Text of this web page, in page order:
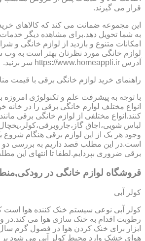
قرار می گیرند.
این مجموعه ضمانت می کند که کالاهای
به شما تحویل دهد.برای مشاهده دیگر خدمات
امکانات متنوع و بازدید از لوازم خانگی و
لوازم خانگی مورد نظرتان بهتر است به
آدرس https://www.homeappli.ir سر بزنید.
راهنمای خرید لوازم خانگی برقی با قیمت
با توجه به پیشرفت علم و تکنولوژی امروزه
انواع مختلف لوازم خانگی برقی را در
کنند.انواع مختلفی از لوازم خانگی برقی
لباس شویی،اجاق
وجود هر یک از این لوازم برقی هنگام
است.در این مطلب قصد داریم به بررسی دو
برقی ضروری بپردایم.لطفا تا انتهای این
قروشگاه لوازم خانگی در
کولر آبی
کولر آبی نوعی سیستم خنک کننده هوا است
رطوبت اقدام به خنک سازی هوا می کند.در
ابزار برای خنک کردن هوا در فصول گرم
هوای خشک وارد محیط کولر آبی می شود